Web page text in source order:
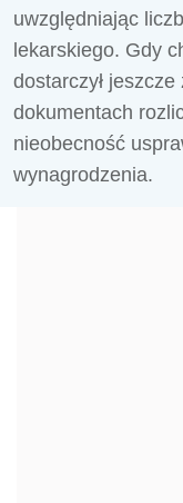
uwzględniając
lekarskiego. Gdy
dostarczył
dokumentach
nieobecność
wynagrodzenia.